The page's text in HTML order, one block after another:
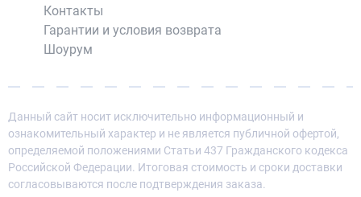
Контакты
Гарантии и условия возврата
Шоурум
Данный сайт носит исключительно информационный и
ознакомительный характер и не является публичной офертой,
определяемой положениями Статьи 437 Гражданского кодекса
Российской Федерации. Итоговая стоимость и сроки доставки
согласовываются после подтверждения заказа.